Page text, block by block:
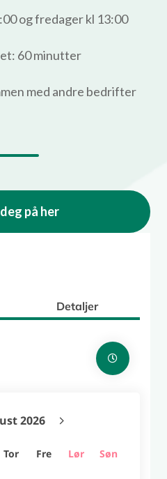
og fredager kl 13:00
60 minutter
med andre bedrifter
på her